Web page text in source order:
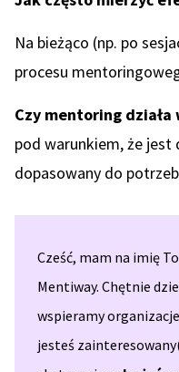
Na bieżąco (np. po
procesu
Czy mentoring
pod warunkiem, że
dopasowany do
Cześć, mam na imię
Mentiway. Chętnie
wspieramy
jesteś